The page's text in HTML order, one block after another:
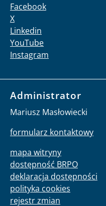
Facebook
X
Linkedin
YouTube
Instagram
Administrator
Mariusz Masłowiecki
formularz kontaktowy
mapa witryny
dostępność BRPO
deklaracja dostępności
polityka cookies
rejestr zmian